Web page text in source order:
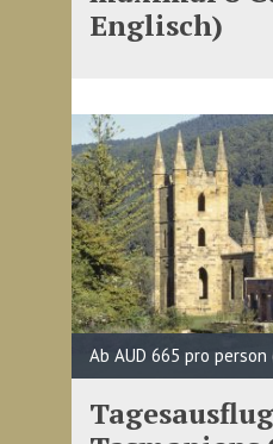
Englisch)
Ab AUD 665 pro
Tagesausflug